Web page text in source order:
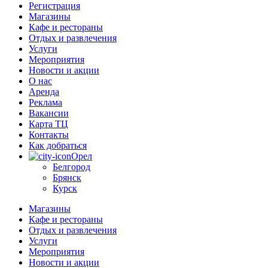
Регистрация
Магазины
Кафе и рестораны
Отдых и развлечения
Услуги
Мероприятия
Новости и акции
О нас
Аренда
Реклама
Вакансии
Карта ТЦ
Контакты
Как добраться
Орел
Белгород
Брянск
Курск
Магазины
Кафе и рестораны
Отдых и развлечения
Услуги
Мероприятия
Новости и акции